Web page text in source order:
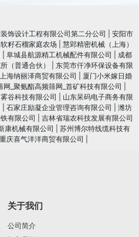
饰设计工程有限公司第二分公司
安阳市
籽石榴家庭农场
慧郢精密机械（上海）
阜城县航源精工机械配件有限公司
成都
（普通合伙）
东莞市仟净环保设备有限
上海纳丽泽商贸有限公司
厦门小米嫁日婚
网_聚氨酯高频筛网_首矿科技有限公司
谷科技有限公司
山东呆码电子商务有限
石家庄励凝企业管理咨询有限公司
潍坊
有限公司
吉林省瑞农科技发展有限公司
康机械有限公司
苏州博尔特线缆科技有
重庆喜气洋洋商贸有限公司
关于我们
公司简介